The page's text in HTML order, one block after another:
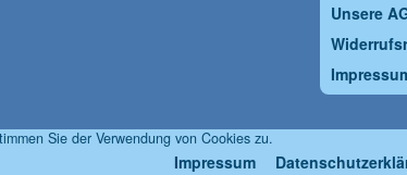
Unsere
Sie der Verwendung von Cookies zu.
Impressum